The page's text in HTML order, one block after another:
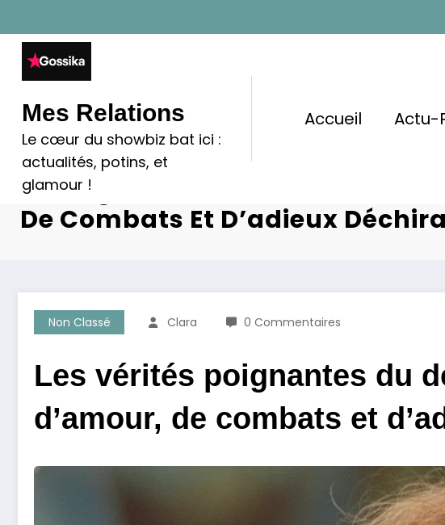
au
contenu
Mes Relations
Le cœur du showbiz bat ici :
actualités, potins, et
glamour !
Accueil Actu-
Les Vérités Poignantes Du
De Brigitte Bardot : Une Vie
De Combats Et D’adieux
Non Classé Clara 0 Commentaires
Les vérités poignantes du
d’amour, de combats et